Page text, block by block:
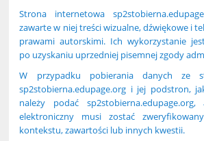
Strona internetowa
zawarte w niej treści wizualne, dźwiękowe i
prawami autorskimi. Ich wykorzystanie
po uzyskaniu uprzedniej pisemnej zgody
W przypadku pobierania danych ze
sp2stobierna.edupage.org i jej podstron,
należy podać
elektroniczny musi zostać
kontekstu, zawartości lub innych kwestii.